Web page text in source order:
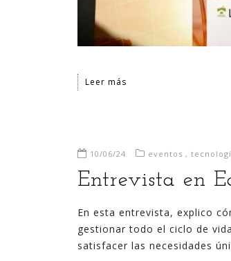
Leer más
10/06/24 eventos ,
Entrevista en
En esta entrevista, explico
gestionar todo el ciclo de
satisfacer las necesidades